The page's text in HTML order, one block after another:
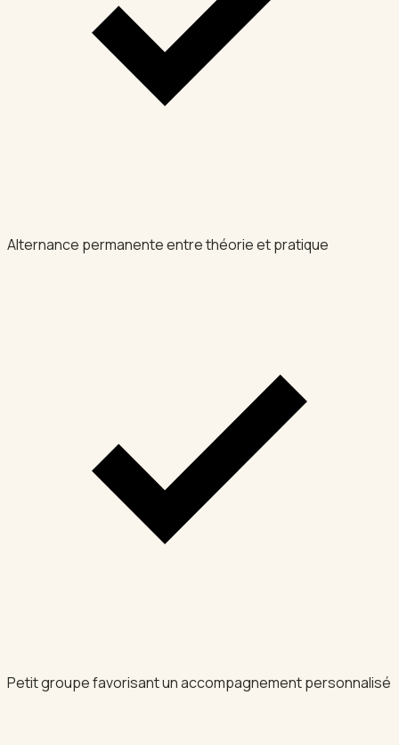
Alternance permanente entre théorie et pratique
Petit groupe favorisant un accompagnement personnalisé